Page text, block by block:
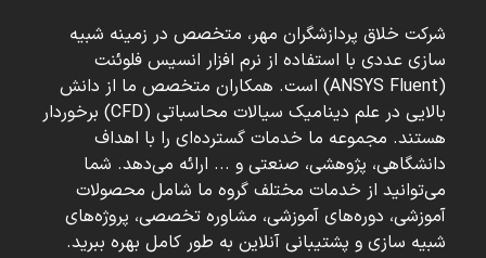
شرکت خلاق پردازشگران مهر، متخصص در زمینه شبیه
سازی عددی با استفاده از نرم افزار انسیس فلوئنت
(ANSYS Fluent) است. همکاران متخصص ما از دانش
بالایی در علم دینامیک سیالات محاسباتی (CFD) برخوردار
هستند. مجموعه ما خدمات گسترده‌ای را با اهداف
دانشگاهی، پژوهشی، صنعتی و ... ارائه می‌دهد. شما
می‌توانید از خدمات مختلف گروه ما شامل محصولات
آموزشی، دوره‌های آموزشی، مشاوره تخصصی، پروژه‌های
شبیه سازی و پشتیبانی آنلاین به طور کامل بهره ببرید.